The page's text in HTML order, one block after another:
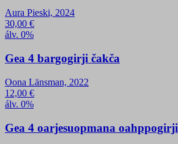
Aura Pieski, 2024
30,00 €
álv. 0%
Gea 4 bargogirji čakča
Oona Länsman, 2022
12,00 €
álv. 0%
Gea 4 oarjesuopmana oahppogirji